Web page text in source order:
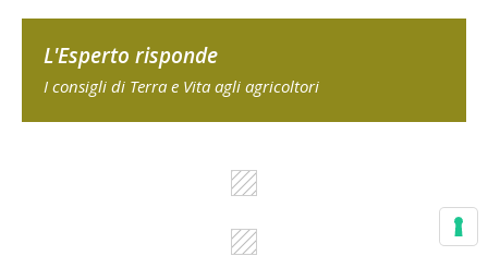
L'Esperto risponde
I consigli di Terra e Vita agli agricoltori